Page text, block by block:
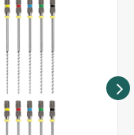
til samme
Gutta Perca